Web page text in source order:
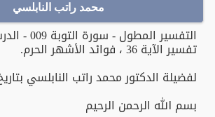
محمد راتب النابلسي
تفسير الآية 36 ، فوائد الأشهر الحرم.
لفضيلة الدكتور محمد راتب النابلسي بتاريخ: 2010-
بسم الله الرحمن الرحيم